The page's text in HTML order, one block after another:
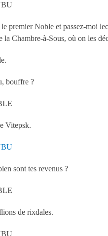
premier Noble et passez-moi
la Chambre-à-Sous, où on les
bouffre ?
Vitepsk.
sont tes revenus ?
de rixdales.